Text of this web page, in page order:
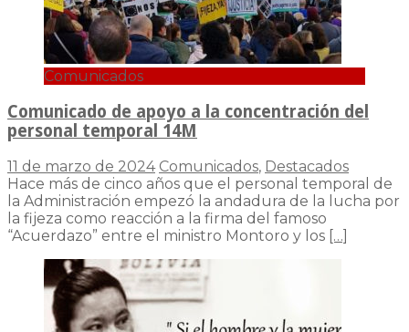
Comunicados
Comunicado de apoyo a la concentración del
personal temporal 14M
11 de marzo de 2024 Comunicados, Destacados
Hace más de cinco años que el personal temporal de
la Administración empezó la andadura de la lucha por
la fijeza como reacción a la firma del famoso
“Acuerdazo” entre el ministro Montoro y los […]